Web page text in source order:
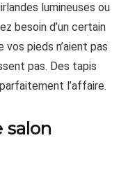
lumineuses ou
besoin d’un certain
pieds n’aient pas
pas. Des tapis
l’affaire.
salon